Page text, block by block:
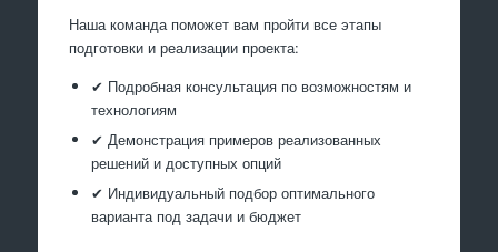
Наша команда поможет вам пройти все этапы
подготовки и реализации проекта:
✔ Подробная консультация по возможностям и
технологиям
✔ Демонстрация примеров реализованных
решений и доступных опций
✔ Индивидуальный подбор оптимального
варианта под задачи и бюджет